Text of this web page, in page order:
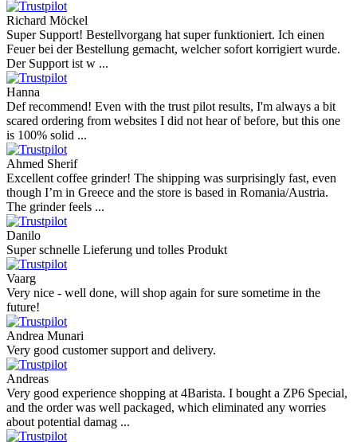
4.9
more reviews
Andres
I bought a cafelat robot, the delivery was really fast and the products
were in great conditions. I will be buying again. The shipping to
Switzerland ...
Mihaylovich
perfect all product,company,delivery, thanks recomended
Nerijus
Excellent store! Friendly and professional communication, fast
shipping, and the item arrived well packaged. The whole purchasing
experience was smoot ...
Richard Möckel
Super Support! Bestellvorgang hat super funktioniert. Ich einen
Feuer bei der Bestellung gemacht, welcher sofort korrigiert wurde.
Der Support ist w ...
Hanna
Def recommend! Even with the trust pilot results, I'm always a bit
scared ordering from websites I did not hear of before, but this one
is 100% solid ...
Ahmed Sherif
Excellent coffee grinder! The shipping was surprisingly fast, even
though I’m in Greece and the store is based in Romania/Austria.
The grinder feels ...